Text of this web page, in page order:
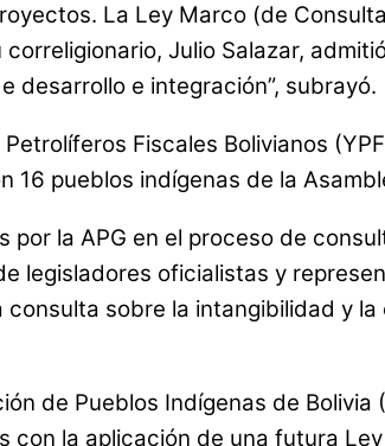
La Ley Marco (de
Julio Salazar,
desarrollo e integración”, subrayó.
Fiscales Bolivianos
pueblos indígenas de la
por la APG en el proceso de
legisladores oficialistas y
sobre la intangibilidad y
de Pueblos Indígenas de
con la aplicación de una futura